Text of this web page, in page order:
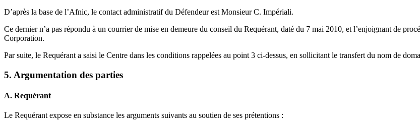
D’après la base de l’Afnic, le contact administratif du Défendeur est Monsieur C. Impériali.
Ce dernier n’a pas répondu à un courrier de mise en demeure du conseil du Requérant, daté du 7 mai 2010, et l’enjoignant de
Corporation.
Par suite, le Requérant a saisi le Centre dans les conditions rappelées au point 3 ci-dessus, en sollicitant le transfert du nom de
5. Argumentation des parties
A. Requérant
Le Requérant expose en substance les arguments suivants au soutien de ses prétentions :